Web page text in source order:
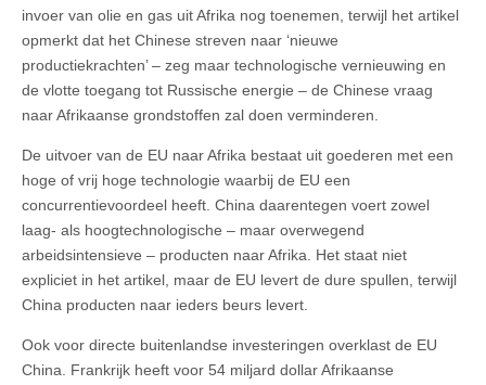
invoer van olie en gas uit Afrika nog toenemen, terwijl het artikel
opmerkt dat het Chinese streven naar ‘nieuwe
productiekrachten’ – zeg maar technologische vernieuwing en
de vlotte toegang tot Russische energie – de Chinese vraag
naar Afrikaanse grondstoffen zal doen verminderen.
De uitvoer van de EU naar Afrika bestaat uit goederen met een
hoge of vrij hoge technologie waarbij de EU een
concurrentievoordeel heeft. China daarentegen voert zowel
laag- als hoogtechnologische – maar overwegend
arbeidsintensieve – producten naar Afrika. Het staat niet
expliciet in het artikel, maar de EU levert de dure spullen, terwijl
China producten naar ieders beurs levert.
Ook voor directe buitenlandse investeringen overklast de EU
China. Frankrijk heeft voor 54 miljard dollar Afrikaanse